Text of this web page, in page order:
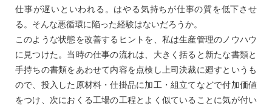
仕事が遅いといわれる。はやる気持ちが仕事の質を低下させ
る。そんな悪循環に陥った経験はないだろうか。
このような状態を改善するヒントを、私は生産管理のノウハウ
に見つけた。当時の仕事の流れは、大きく括ると新たな書類と
手持ちの書類をあわせて内容を点検し上司決裁に廻すというも
ので、投入した原材料・仕掛品に加工・組立てなどで付加価値
をつけ、次におくる工場の工程とよく似ていることに気が付い